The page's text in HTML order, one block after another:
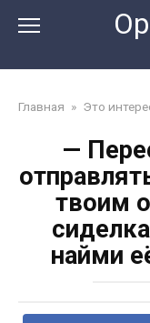
Главная » Это
—
твоим
найми